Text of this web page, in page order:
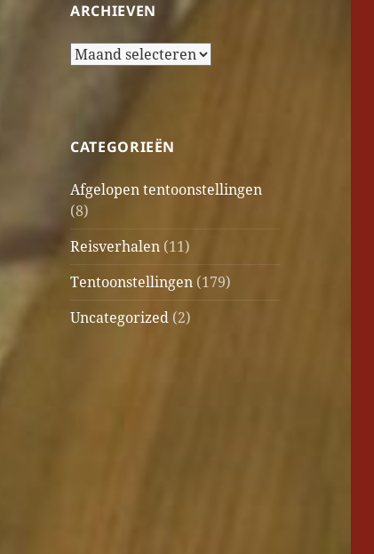
ARCHIEVEN
Archieven
CATEGORIEËN
Afgelopen tentoonstellingen
(8)
Reisverhalen (11)
Tentoonstellingen (179)
Uncategorized (2)